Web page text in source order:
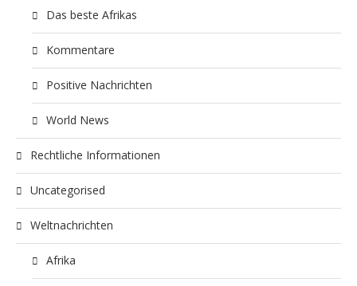
Das beste Afrikas
Kommentare
Positive Nachrichten
World News
Rechtliche Informationen
Uncategorised
Weltnachrichten
Afrika